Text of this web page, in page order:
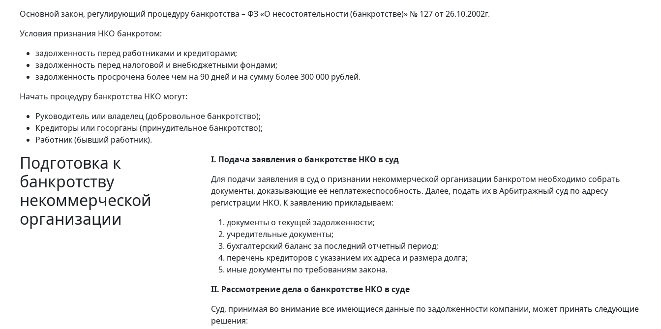
Основной закон, регулирующий процедуру банкротства – ФЗ «О несостоятельности (банкротстве)» № 127 от 26.10.2002г.
Условия признания НКО банкротом:
задолженность перед работниками и кредиторами;
задолженность перед налоговой и внебюджетными фондами;
задолженность просрочена более чем на 90 дней и на сумму более 300 000 рублей.
Начать процедуру банкротства НКО могут:
Руководитель или владелец (добровольное банкротство);
Кредиторы или госорганы (принудительное банкротство);
Работник (бывший работник).
Подготовка к
банкротству
некоммерческой
организации
I. Подача заявления о банкротстве НКО в суд
Для подачи заявления в суд о признании некоммерческой организации банкротом необходимо собрать
документы, доказывающие её неплатежеспособность. Далее, подать их в Арбитражный суд по адресу
регистрации НКО. К заявлению прикладываем:
документы о текущей задолженности;
учредительные документы;
бухгалтерский баланс за последний отчетный период;
перечень кредиторов с указанием их адреса и размера долга;
иные документы по требованиям закона.
II. Рассмотрение дела о банкротстве НКО в суде
Суд, принимая во внимание все имеющиеся данные по задолженности компании, может принять следующие
решения: